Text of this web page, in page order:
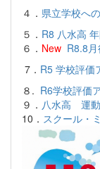
４． 県立学校へ
５． R8 八水高
６． New R8.8
7． R5 学校評価
８. R6学校評価
９． 八水高 運
10． スクール・